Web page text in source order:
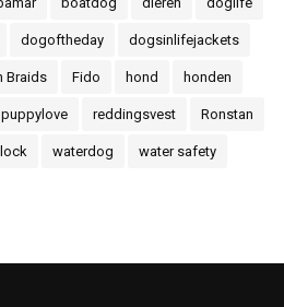
dogoftheday dogsinlifejackets
Braids Fido hond honden
puppylove reddingsvest Ronstan
waterdog water safety